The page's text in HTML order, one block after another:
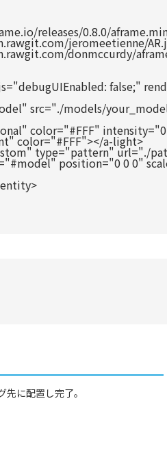
releases/0.8.0/
jeromeetienne/
donmccurdy/
false;"
src="./models/
color="#FFF"
color="#FFF"></a-light>
type="pattern" url="./
position="0 0 0"
に配置し完了。